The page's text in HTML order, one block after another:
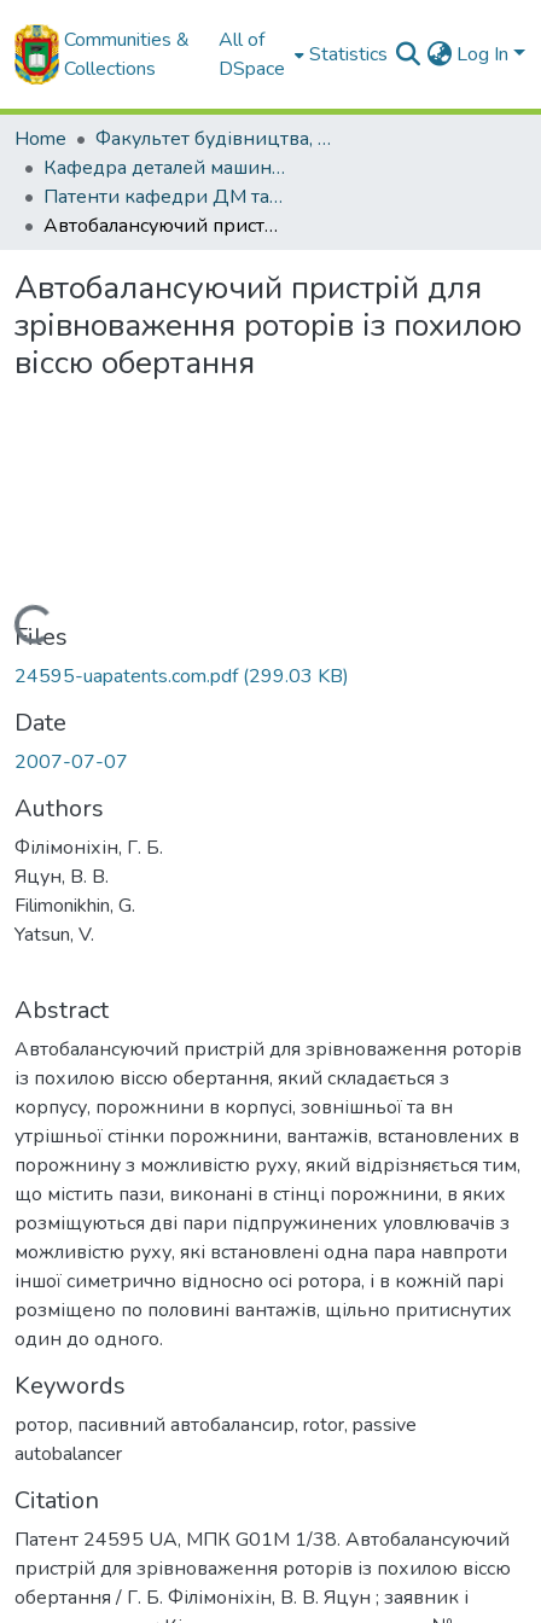
Communities &
Collections
All of
DSpace
Statistics Log In
Home
Факультет будівництва, транспорту та енергетики
Кафедра деталей машин та прикладної механіки
Патенти кафедри ДМ та ПМ
Автобалансуючий пристрій для зрівноваження роторів із похилою віссю обертання
Автобалансуючий пристрій для
зрівноваження роторів із похилою
віссю обертання
Loading...
Files
24595-uapatents.com.pdf(299.03 KB)
Date
2007-07-07
Authors
Філімоніхін, Г. Б.
Яцун, В. В.
Filimonikhin, G.
Yatsun, V.
Abstract
Автобалансуючий пристрій для зрівноваження роторів
із похилою віссю обертання, який складається з
корпусу, порожнини в корпусі, зовнішньої та вн
утрішньої стінки порожнини, вантажів, встановлених в
порожнину з можливістю руху, який відрізняється тим,
що містить пази, виконані в стінці порожнини, в яких
розміщуються дві пари підпружинених уловлювачів з
можливістю руху, які встановлені одна пара навпроти
іншої симетрично відносно осі ротора, і в кожній парі
розміщено по половині вантажів, щільно притиснутих
один до одного.
Keywords
ротор, пасивний автобалансир, rotor, passive
autobalancer
Citation
Патент 24595 UA, МПК G01M 1/38. Автобалансуючий
пристрій для зрівноваження роторів із похилою віссю
обертання / Г. Б. Філімоніхін, В. В. Яцун ; заявник і